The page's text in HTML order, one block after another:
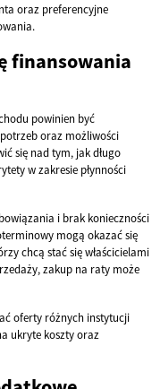
oraz preferencyjne
finansowania
powinien być
oraz możliwości
się nad tym, jak długo
w zakresie płynności
i brak konieczności
mogą okazać się
chcą stać się właścicielami
zakup na raty może
oferty różnych instytucji
ukryte koszty oraz